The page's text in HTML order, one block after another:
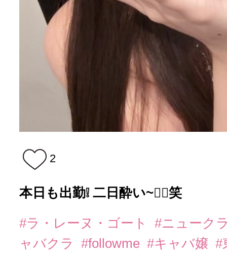
2
本日も出勤❕ 二日酔い~😵‍💫笑
#ラ・レーヌ・ゴート
#ニューク
ャバクラ
#followme #キャバ嬢 #